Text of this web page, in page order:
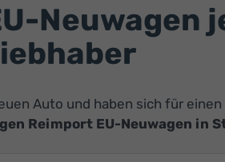
Neuwagen
Auto und haben sich für einen
Reimport EU-Neuwagen in